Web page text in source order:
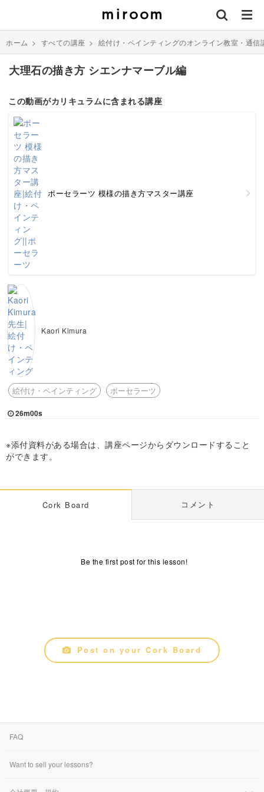
ホーム > すべての講座 > 絵付け・ペインティングのオンライン教室・通信
大理石の描き方 シエンナマーブル編
この動画がカリキュラムに含まれる講座
ポーセラーツ 模様の描き方マスター講座
Kaori Kimura
絵付け・ペインティング ポーセラーツ
26m00s
※添付資料がある場合は、講座ページからダウンロードすること
ができます。
Cork Board コメント
Be the first post for this lesson!
Post on your Cork Board
FAQ
Want to sell your lessons?